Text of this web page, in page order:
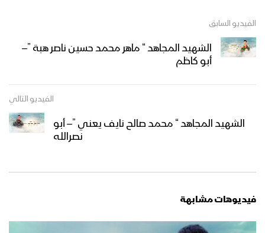
الفيديو السابق
الشهيد المجاهد “ ماهر محمد حسين ناصر هبة ”–
أبو كاظم
الفيديو التالي
الشهيد المجاهد “ محمد صالح نايف يعني ”– أبو
نصرالله
فيديوهات مشابهة